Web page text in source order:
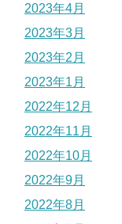
2023年4月
2023年3月
2023年2月
2023年1月
2022年12月
2022年11月
2022年10月
2022年9月
2022年8月